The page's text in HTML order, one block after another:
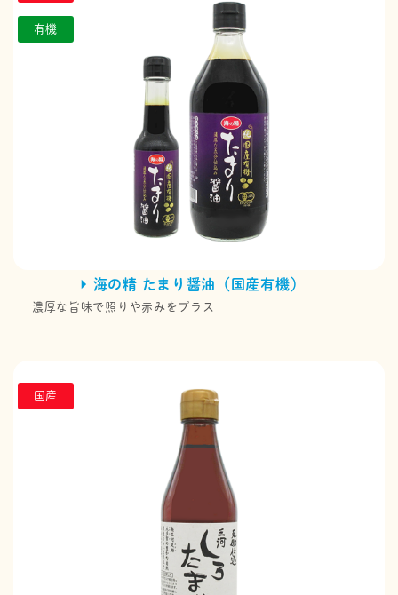
有機
海の精 たまり醤油（国産有機）
濃厚な旨味で照りや赤みをプラス
国産